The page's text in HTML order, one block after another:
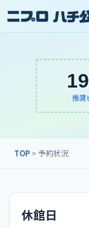
TOP > 予約状況
休館日